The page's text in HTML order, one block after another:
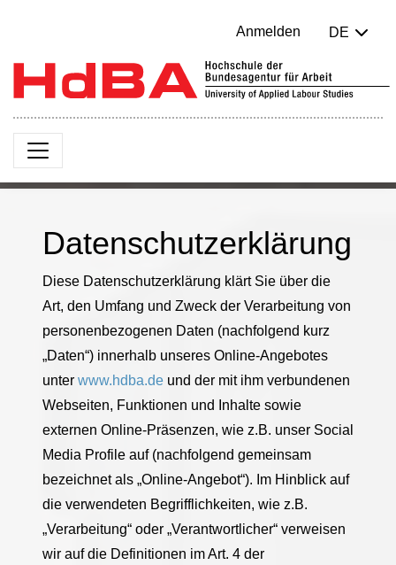
Anmelden DE
Datenschutzerklärung
Diese Datenschutzerklärung klärt Sie über die
Art, den Umfang und Zweck der Verarbeitung von
personenbezogenen Daten (nachfolgend kurz
„Daten“) innerhalb unseres Online-Angebotes
unter www.hdba.de und der mit ihm verbundenen
Webseiten, Funktionen und Inhalte sowie
externen Online-Präsenzen, wie z.B. unser Social
Media Profile auf (nachfolgend gemeinsam
bezeichnet als „Online-Angebot“). Im Hinblick auf
die verwendeten Begrifflichkeiten, wie z.B.
„Verarbeitung“ oder „Verantwortlicher“ verweisen
wir auf die Definitionen im Art. 4 der